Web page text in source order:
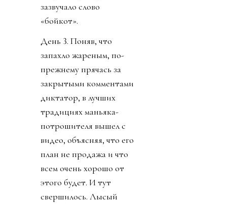
зазвучало слово
«бойкот».
День 3. Поняв, что
запахло жареным, по-
прежнему прячась за
закрытыми комментами
диктатор, в лучших
традициях маньяка-
потрошителя вышел с
видео, объясняя, что его
план не продажа и что
всем очень хорошо от
этого будет. И тут
свершилось. Лысый